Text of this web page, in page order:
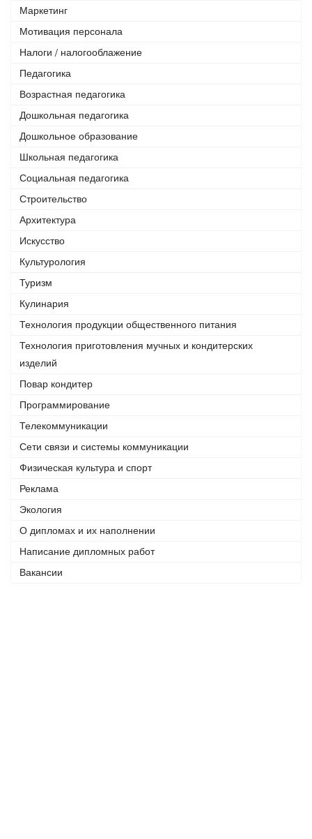
Маркетинг
Мотивация персонала
Налоги / налогооблажение
Педагогика
Возрастная педагогика
Дошкольная педагогика
Дошкольное образование
Школьная педагогика
Социальная педагогика
Строительство
Архитектура
Искусство
Культурология
Туризм
Кулинария
Технология продукции общественного питания
Технология приготовления мучных и кондитерских
изделий
Повар кондитер
Программирование
Телекоммуникации
Сети связи и системы коммуникации
Физическая культура и спорт
Реклама
Экология
О дипломах и их наполнении
Написание дипломных работ
Вакансии